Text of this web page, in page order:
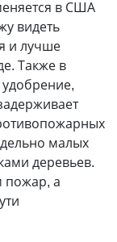
в США
видеть
и лучше
Также в
малых
деревьев.
пожар, а